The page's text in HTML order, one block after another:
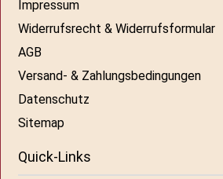
Impressum
Widerrufsrecht & Widerrufsformular
AGB
Versand- & Zahlungsbedingungen
Datenschutz
Sitemap
Quick-Links